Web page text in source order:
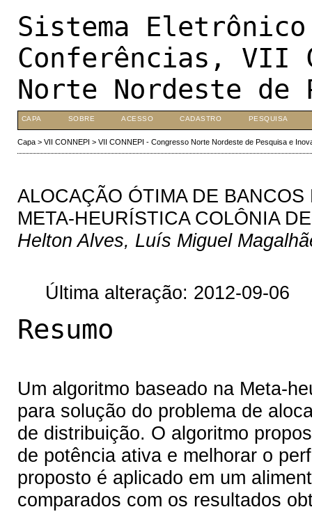
Sistema
Conferências, VII
Norte Nordeste de
CAPA SOBRE ACESSO CADASTRO PESQUISA
Capa> VII CONNEPI > VII CONNEPI - Congresso Norte Nordeste de Pesquisa e
ALOCAÇÃO ÓTIMA DE
META-HEURÍSTICA COLÔNIA
Helton Alves, Luís Miguel
Última alteração: 2012-09-06
Resumo
Um algoritmo baseado na Meta-
para solução do problema de
de distribuição. O algoritmo
de potência ativa e melhorar o
proposto é aplicado em um
comparados com os resultados